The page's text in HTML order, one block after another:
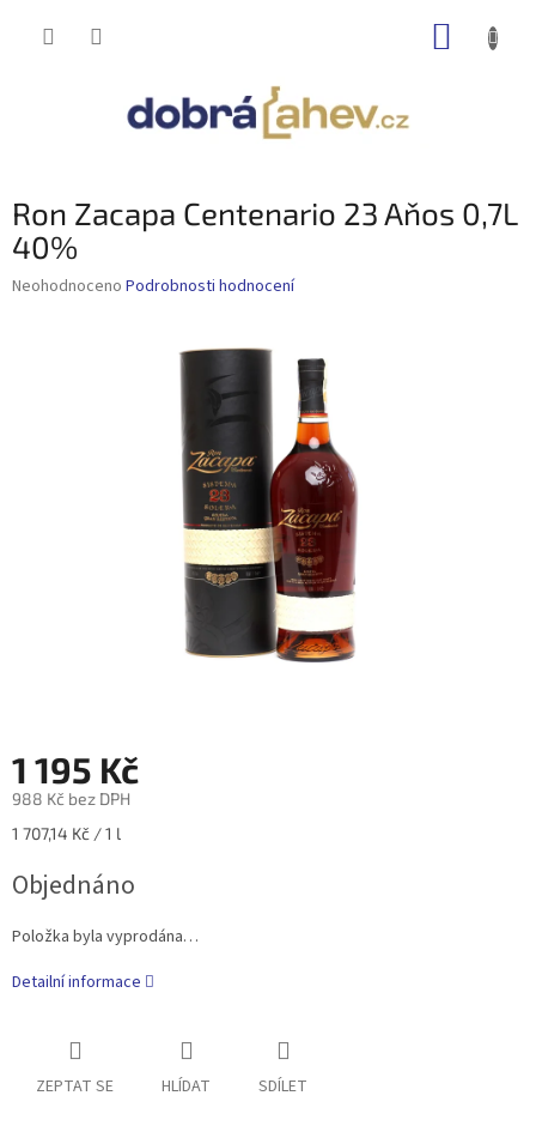
Ron Zacapa Centenario 23 Aňos 0,7L
40%
Průměrné
Neohodnoceno Podrobnosti hodnocení
1 195 Kč
988 Kč bez DPH
Měrná
1 707,14 Kč / 1 l
Objednáno
Položka byla vyprodána…
Detailní informace
ZEPTAT SE HLÍDAT SDÍLET